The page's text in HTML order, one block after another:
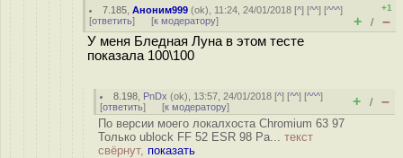
7.185 ,Аноним999 (ok), 11:24, 24/01/2018 [^] [^^] [^^^]
[ответить] [к модератору]
+1
+ / –
У меня Бледная Луна в этом тесте
показала 100\100
8.198 PnDx (ok), 13:57, 24/01/2018 [^] [^^] [^^^]
[ответить] [к модератору] + / –
По версии моего локалхоста Chromium 63 97
Только ublock FF 52 ESR 98 Pa... текст
свёрнут, показать